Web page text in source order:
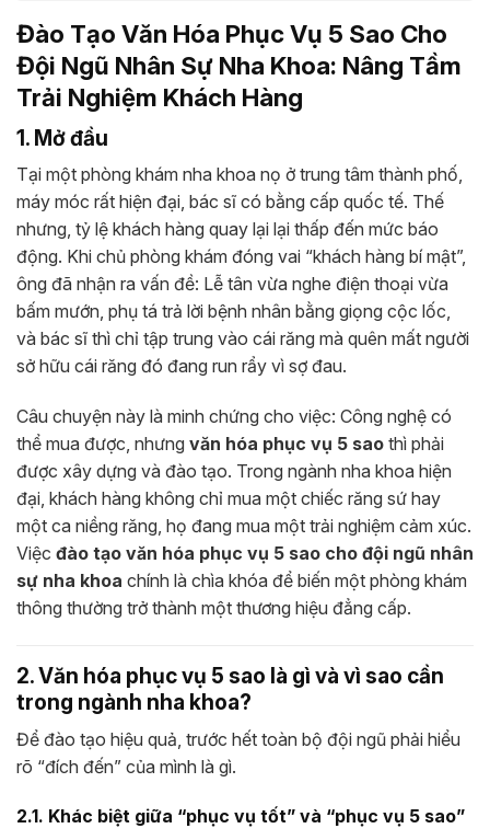
Đào Tạo Văn Hóa Phục Vụ 5 Sao Cho
Đội Ngũ Nhân Sự Nha Khoa: Nâng Tầm
Trải Nghiệm Khách Hàng
1. Mở đầu
Tại một phòng khám nha khoa nọ ở trung tâm thành phố,
máy móc rất hiện đại, bác sĩ có bằng cấp quốc tế. Thế
nhưng, tỷ lệ khách hàng quay lại lại thấp đến mức báo
động. Khi chủ phòng khám đóng vai “khách hàng bí mật”,
ông đã nhận ra vấn đề: Lễ tân vừa nghe điện thoại vừa
bấm mướn, phụ tá trả lời bệnh nhân bằng giọng cộc lốc,
và bác sĩ thì chỉ tập trung vào cái răng mà quên mất người
sở hữu cái răng đó đang run rẩy vì sợ đau.
Câu chuyện này là minh chứng cho việc: Công nghệ có
thể mua được, nhưng văn hóa phục vụ 5 sao thì phải
được xây dựng và đào tạo. Trong ngành nha khoa hiện
đại, khách hàng không chỉ mua một chiếc răng sứ hay
một ca niềng răng, họ đang mua một trải nghiệm cảm xúc.
Việc đào tạo văn hóa phục vụ 5 sao cho đội ngũ nhân
sự nha khoa chính là chìa khóa để biến một phòng khám
thông thường trở thành một thương hiệu đẳng cấp.
2. Văn hóa phục vụ 5 sao là gì và vì sao cần
trong ngành nha khoa?
Để đào tạo hiệu quả, trước hết toàn bộ đội ngũ phải hiểu
rõ “đích đến” của mình là gì.
2.1. Khác biệt giữa “phục vụ tốt” và “phục vụ 5 sao”